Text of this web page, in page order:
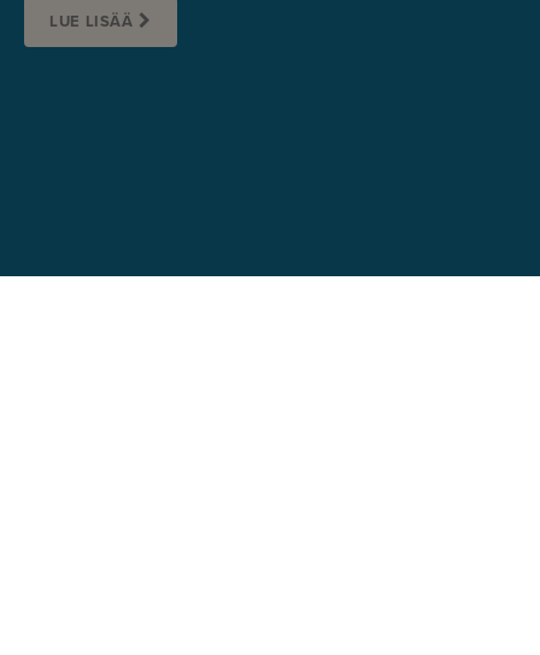
LUE LISÄÄ